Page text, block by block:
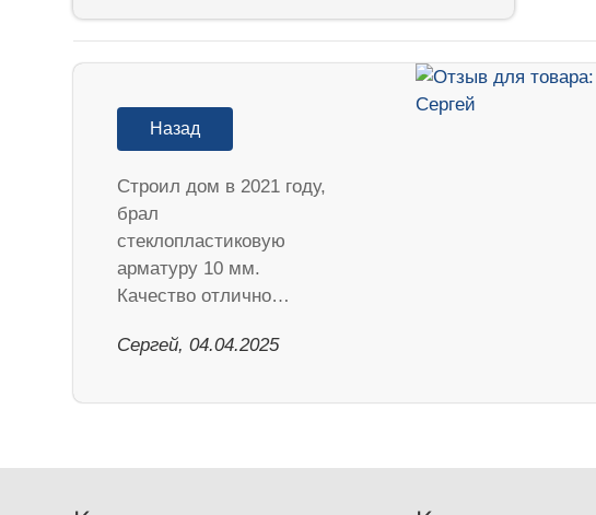
Назад
Строил дом в 2021 году,
брал
стеклопластиковую
арматуру 10 мм.
Качество отлично…
Сергей, 04.04.2025